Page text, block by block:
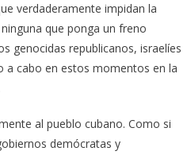
verdaderamente impidan la
que ponga un freno
genocidas republicanos, israelíes
a cabo en estos momentos en la
al pueblo cubano. Como si
demócratas y